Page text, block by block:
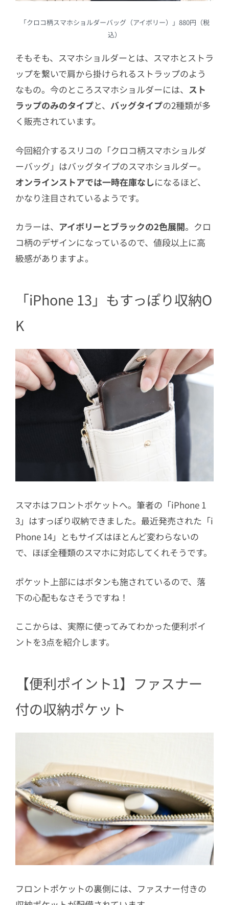
「クロコ柄スマホショルダーバッグ（アイボリー）」880円（税
込）
そもそも、スマホショルダーとは、スマホとストラ
ップを繋いで肩から掛けられるストラップのよう
なもの。今のところスマホショルダーには、 スト
ラップのみのタイプと、 バッグタイプの2種類が多
く販売されています。
今回紹介するスリコの 「クロコ柄スマホショルダ
ーバッグ」はバッグタイプのスマホショルダー。
オンラインストアでは一時在庫なしになるほど、
かなり注目されているようです。
カラーは、 アイボリーとブラックの2色展開。クロ
コ柄のデザインになっているので、値段以上に高
級感がありますよ。
「iPhone 13」もすっぽり収納O
K
スマホはフロントポケットへ。筆者の 「iPhone 1
3」はすっぽり収納できました。最近発売された 「i
Phone 14」ともサイズはほとんど変わらないの
で、ほぼ全種類のスマホに対応してくれそうです。
ポケット上部にはボタンも施されているので、落
下の心配もなさそうですね！
ここからは、実際に使ってみてわかった便利ポイ
ントを3点を紹介します。
【便利ポイント1】ファスナー
付の収納ポケット
フロントポケットの裏側には、ファスナー付きの